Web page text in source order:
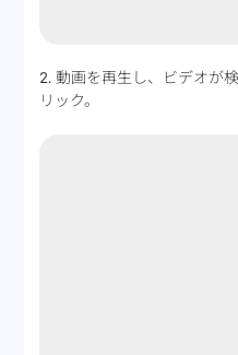
2. 動画を再生し、ビデオが
リック。